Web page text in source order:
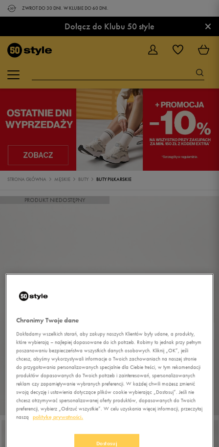
ZWROT DO 30 DNI. W KLUBIE DO 60 DNI.
Dołącz do Klubu 50 style ×
STRONA GŁÓWNA MĘSKIE BUTY BUTY PIŁKARSKIE
PRODUKT NIEDOSTĘPNY
1/8
Chronimy Twoje dane
Dokładamy wszelkich starań, aby zakupy naszych Klientów były udane, a produkty,
które wybierają – najlepiej dopasowane do ich potrzeb. Robimy to jednak przy pełnym
poszanowaniu bezpieczeństwa wszystkich danych osobowych. Kliknij „OK”, jeśli
chcesz, abyśmy wykorzystywali informacje o Twoich zachowaniach na naszej stronie
do przygotowania personalizowanych specjalnie dla Ciebie treści, w tym rekomendacji
produktów dopasowanych do Twoich potrzeb i zainteresowań, spersonalizowanych
reklam czy zapamiętywanie wybranych preferencji. W każdej chwili możesz zmienić
swoją decyzję i ustawienia dotyczące plików cookie wybierając „Dostosuj”. Jeśli nie
chcesz otrzymywać spersonalizowanej oferty produktów, dopasowanych do Twoich
preferencji, wybierz „Odrzuć wszystkie”. W celu uzyskania więcej informacji, przeczytaj
naszą
politykę prywatności.
Dostosuj